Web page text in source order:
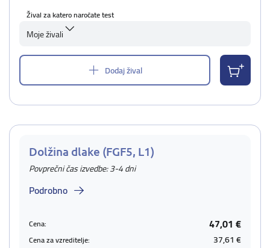
Žival za katero naročate test
Moje živali
Dodaj žival
Dolžina dlake (FGF5, L1)
Povprečni čas izvedbe: 3-4 dni
Podrobno
Cena: 47,01 €
Cena za vzreditelje: 37,61 €